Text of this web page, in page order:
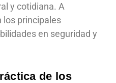
y cotidiana. A
los principales
en seguridad y
de los